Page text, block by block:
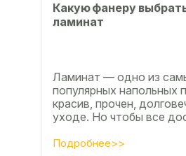
Какую фанеру
ламинат
Ламинат — одно из
популярных напольных
красив, прочен,
уходе. Но чтобы все
раскрылись, важно...
Подробнее>>